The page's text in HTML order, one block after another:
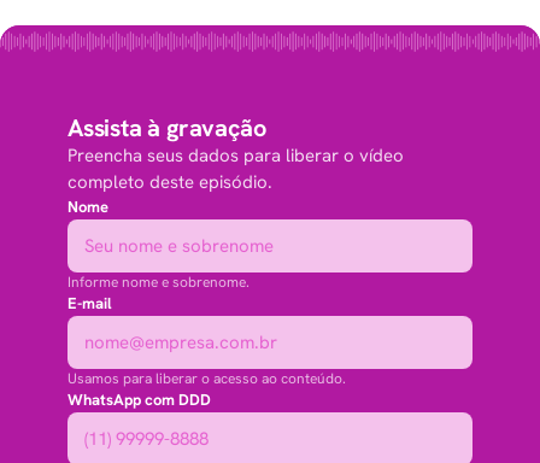
Assista à gravação
Preencha seus dados para liberar o vídeo
completo deste episódio.
Nome
Informe nome e sobrenome.
E-mail
Usamos para liberar o acesso ao conteúdo.
WhatsApp com DDD